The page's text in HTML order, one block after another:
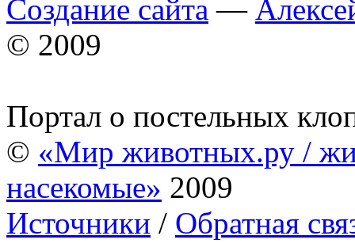
Создание сайта —
© 2009
Портал о постельных
© «Мир животных.ру /
насекомые» 2009
Источники / Обратная